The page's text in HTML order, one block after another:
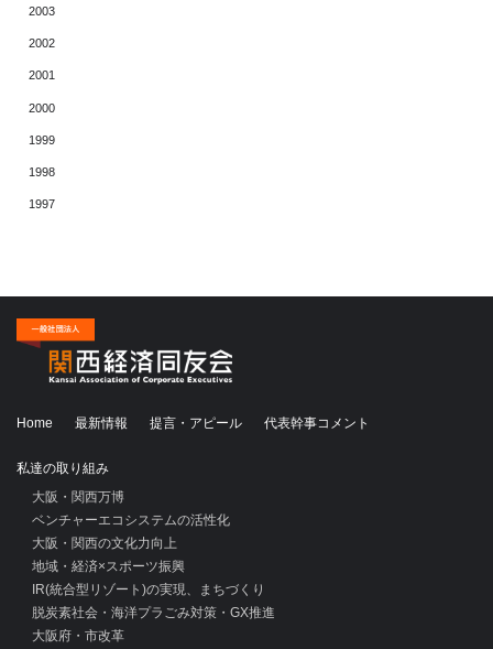
2003
2002
2001
2000
1999
1998
1997
Home 最新情報 提言・アピール 代表幹事コメント
私達の取り組み
大阪・関西万博
ベンチャーエコシステムの活性化
大阪・関西の文化力向上
地域・経済×スポーツ振興
IR(統合型リゾート)の実現、まちづくり
脱炭素社会・海洋プラごみ対策・GX推進
大阪府・市改革